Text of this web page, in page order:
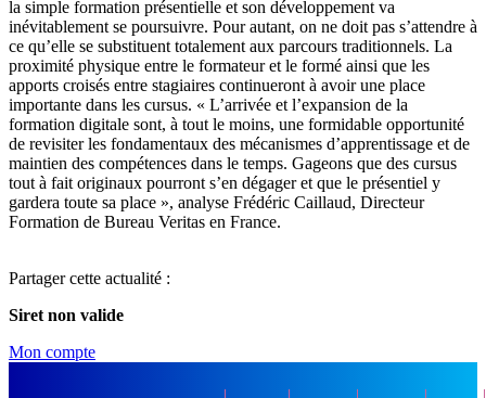
la simple formation présentielle et son développement va
inévitablement se poursuivre. Pour autant, on ne doit pas s’attendre à
ce qu’elle se substituent totalement aux parcours traditionnels. La
proximité physique entre le formateur et le formé ainsi que les
apports croisés entre stagiaires continueront à avoir une place
importante dans les cursus. « L’arrivée et l’expansion de la
formation digitale sont, à tout le moins, une formidable opportunité
de revisiter les fondamentaux des mécanismes d’apprentissage et de
maintien des compétences dans le temps. Gageons que des cursus
tout à fait originaux pourront s’en dégager et que le présentiel y
gardera toute sa place », analyse Frédéric Caillaud, Directeur
Formation de Bureau Veritas en France.
Partager cette actualité :
Siret non valide
Mon compte